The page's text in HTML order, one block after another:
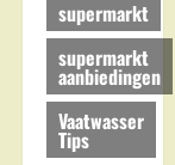
supermarkt
supermarkt
aanbiedingen
Vaatwasser
Tips